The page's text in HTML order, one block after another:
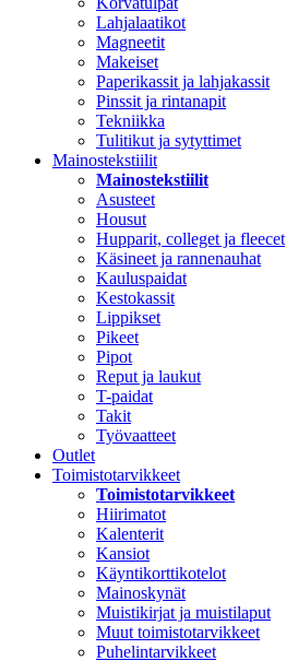
Lahjalaatikot
Magneetit
Makeiset
Paperikassit ja lahjakassit
Pinssit ja rintanapit
Tekniikka
Tulitikut ja sytyttimet
Mainostekstiilit
Mainostekstiilit
Asusteet
Housut
Hupparit, colleget ja fleecet
Käsineet ja rannenauhat
Kauluspaidat
Kestokassit
Lippikset
Pikeet
Pipot
Reput ja laukut
T-paidat
Takit
Työvaatteet
Outlet
Toimistotarvikkeet
Toimistotarvikkeet
Hiirimatot
Kalenterit
Kansiot
Käyntikorttikotelot
Mainoskynät
Muistikirjat ja muistilaput
Muut toimistotarvikkeet
Puhelintarvikkeet